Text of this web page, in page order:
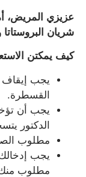
عزيزي المريض،
شريان
كيف يمكتن
القسطرة.
يجب أن
الدكتور
مطلوب الصيام لمدة 6
يجب
مطلوب منك